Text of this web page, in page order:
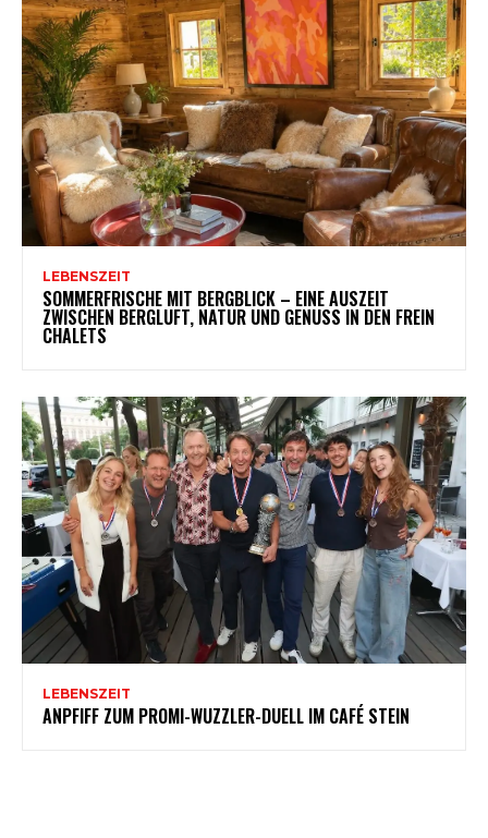
LEBENSZEIT
SOMMERFRISCHE MIT BERGBLICK – EINE AUSZEIT
ZWISCHEN BERGLUFT, NATUR UND GENUSS IN DEN FREIN
CHALETS
LEBENSZEIT
ANPFIFF ZUM PROMI-WUZZLER-DUELL IM CAFÉ STEIN